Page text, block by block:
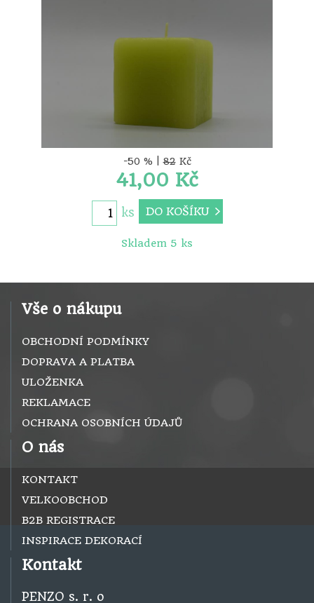
-50 % |82Kč
41,00 Kč
ks DO KOŠÍKU
Skladem 5 ks
Vše o nákupu
OBCHODNÍ PODMÍNKY
DOPRAVA A PLATBA
ULOŽENKA
REKLAMACE
OCHRANA OSOBNÍCH ÚDAJŮ
O nás
KONTAKT
VELKOOBCHOD
B2B REGISTRACE
INSPIRACE DEKORACÍ
Kontakt
PENZO s. r. o